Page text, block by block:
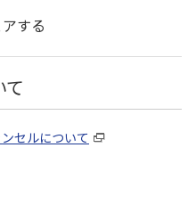
する
て
セルについて